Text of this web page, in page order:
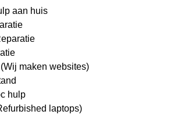
aan huis
maken websites)
hulp
laptops)